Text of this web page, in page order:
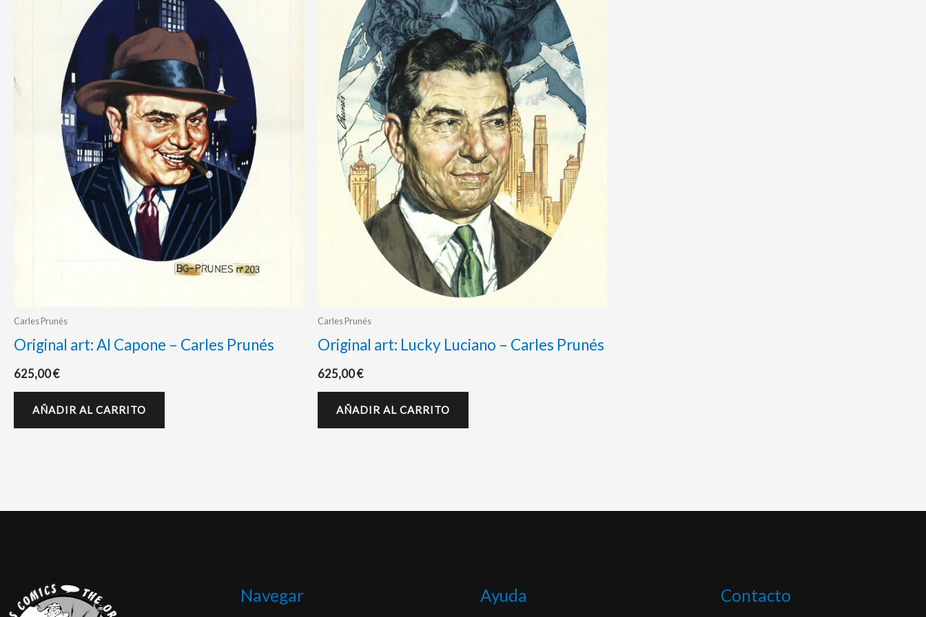
Carles Prunés
Original art: Al Capone – Carles Prunés
625,00€
AÑADIR AL CARRITO
Carles Prunés
Original art: Lucky Luciano – Carles Prunés
625,00€
AÑADIR AL CARRITO
Navegar Ayuda Contacto